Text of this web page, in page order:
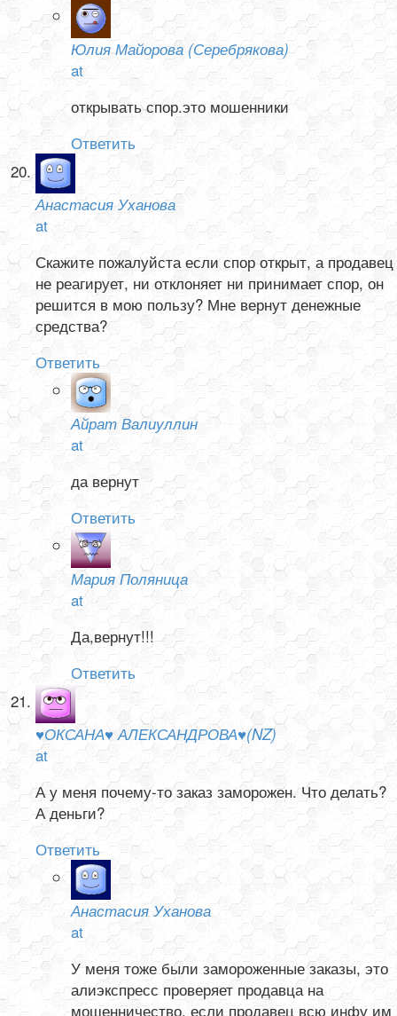
Юлия Майорова (Серебрякова)
at
открывать спор.это мошенники
Ответить
Анастасия Уханова
at
Скажите пожалуйста если спор открыт, а продавец
не реагирует, ни отклоняет ни принимает спор, он
решится в мою пользу? Мне вернут денежные
средства?
Ответить
Айрат Валиуллин
at
да вернут
Ответить
Мария Поляница
at
Да,вернут!!!
Ответить
♥ОКСАНА♥ АЛЕКСАНДРОВА♥(NZ)
at
А у меня почему-то заказ заморожен. Что делать?
А деньги?
Ответить
Анастасия Уханова
at
У меня тоже были замороженные заказы, это
алиэкспресс проверяет продавца на
мошенничество, если продавец всю инфу им